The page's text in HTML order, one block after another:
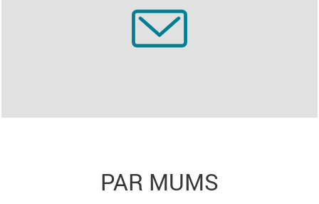
PAR MUMS